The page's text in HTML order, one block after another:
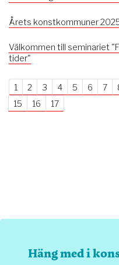
Årets konstkommuner
Välkommen till seminariet
tider"
1 2 3 4 5 6 7
15
16 17
Häng med i